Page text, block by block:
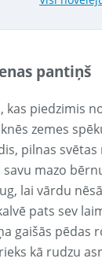
pantiņš
kas piedzimis
zemes
pilnas svētas
mazo
lai vārdu
pats sev
gaišās pēdas
kā rudzu